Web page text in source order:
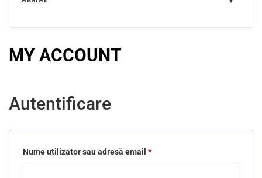
MY ACCOUNT
Autentificare
Nume utilizator sau adresă email *